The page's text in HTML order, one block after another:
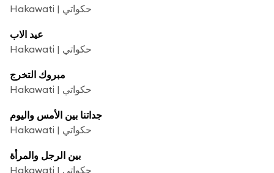
Hakawati | حكواتي
عيد الاب
Hakawati | حكواتي
مبروك التخرج
Hakawati | حكواتي
جداتنا بين الأمس واليوم
Hakawati | حكواتي
بين الرجل والمرأة
Hakawati | حكواتي